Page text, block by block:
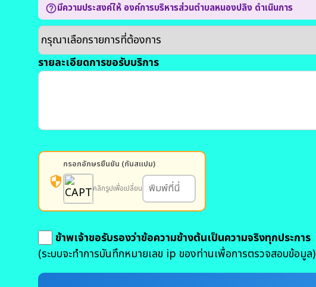
help_outlineมีความประสงค์ให้ องค์การบริหารส่วนตำบลหนองปลิง ดำเนินการ
รายละเอียดการขอรับบริการ
security
กรอกอักษรยืนยัน (กันสแปม)
คลิกรูปเพื่อเปลี่ยน
ข้าพเจ้าขอรับรองว่าข้อความข้างต้นเป็นความจริงทุกประการ
(ระบบจะทำการบันทึกหมายเลข ip ของท่านเพื่อการตรวจสอบข้อมูล)